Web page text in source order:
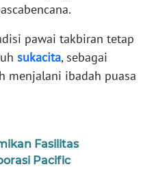
pawai takbiran tetap
sukacita, sebagai
menjalani ibadah puasa
Fasilitas
Pacific